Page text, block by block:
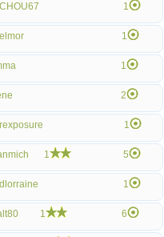
1
1
1
2
1
1 5
1
1 6